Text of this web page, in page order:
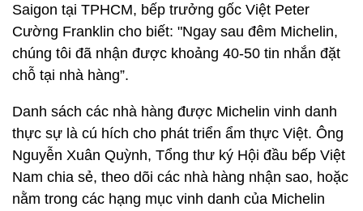
Saigon tại TPHCM, bếp trưởng gốc Việt Peter
Cường Franklin cho biết: "Ngay sau đêm Michelin,
chúng tôi đã nhận được khoảng 40-50 tin nhắn đặt
chỗ tại nhà hàng”.
Danh sách các nhà hàng được Michelin vinh danh
thực sự là cú hích cho phát triển ẩm thực Việt. Ông
Nguyễn Xuân Quỳnh, Tổng thư ký Hội đầu bếp Việt
Nam chia sẻ, theo dõi các nhà hàng nhận sao, hoặc
nằm trong các hạng mục vinh danh của Michelin